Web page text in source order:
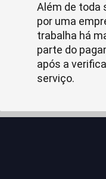
Além de toda
por uma
trabalha há
parte do
após a
serviço.